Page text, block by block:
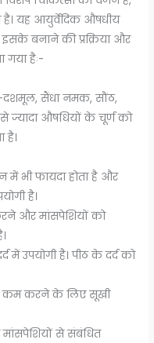
है। यह आयुर्वेदिक औषधीय
इसके बनाने की प्रक्रिया और
गया हैः-
दशमूल, सैंधा नमक, सौंठ,
ज्यादा औषधियों के चूर्ण को
है।
में भी फायदा होता है और
है।
और मांसपेशियों को
उपयोगी है। पीठ के दर्द को
कम करने के लिए सूखी
से संबंधित